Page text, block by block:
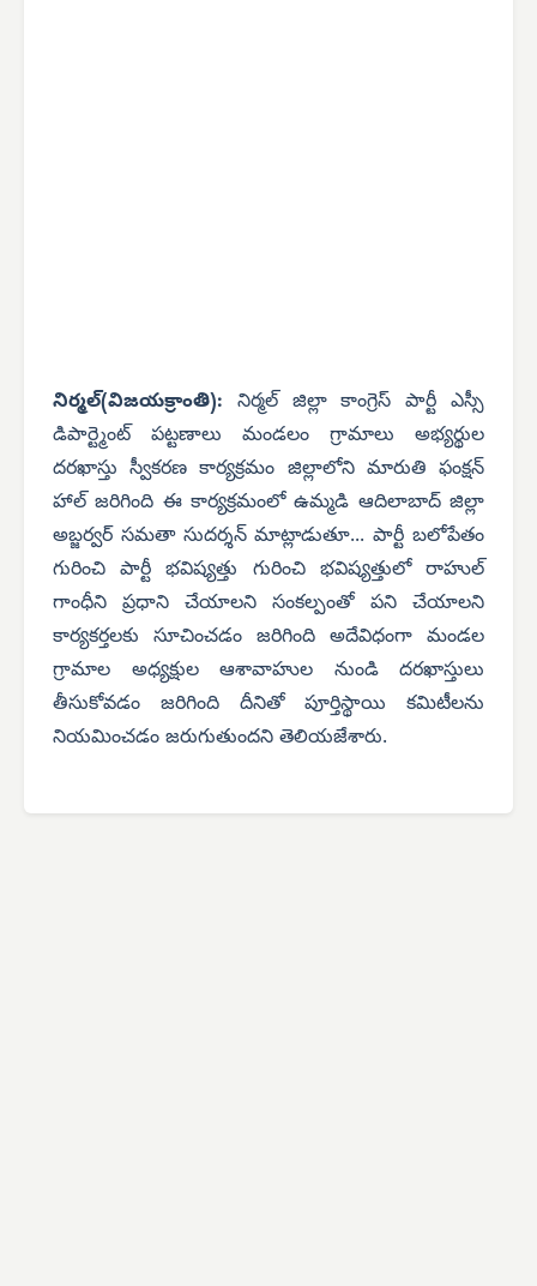
నిర్మల్(విజయక్రాంతి): నిర్మల్ జిల్లా కాంగ్రెస్ పార్టీ ఎస్సీ
డిపార్ట్మెంట్ పట్టణాలు మండలం గ్రామాలు అభ్యర్థుల
దరఖాస్తు స్వీకరణ కార్యక్రమం జిల్లాలోని మారుతి ఫంక్షన్
హాల్ జరిగింది ఈ కార్యక్రమంలో ఉమ్మడి ఆదిలాబాద్ జిల్లా
అబ్జర్వర్ సమతా సుదర్శన్ మాట్లాడుతూ... పార్టీ బలోపేతం
గురించి పార్టీ భవిష్యత్తు గురించి భవిష్యత్తులో రాహుల్
గాంధీని ప్రధాని చేయాలని సంకల్పంతో పని చేయాలని
కార్యకర్తలకు సూచించడం జరిగింది అదేవిధంగా మండల
గ్రామాల అధ్యక్షుల ఆశావాహుల నుండి దరఖాస్తులు
తీసుకోవడం జరిగింది దీనితో పూర్తిస్థాయి కమిటీలను
నియమించడం జరుగుతుందని తెలియజేశారు.